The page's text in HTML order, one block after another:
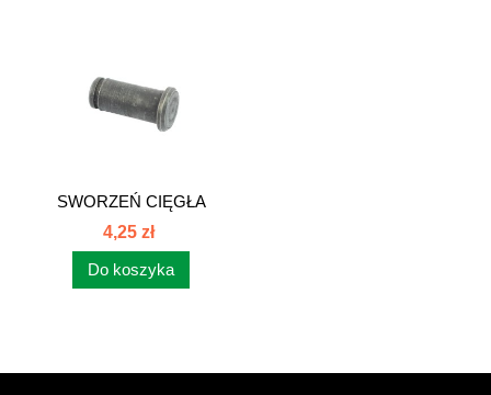
SWORZEŃ CIĘGŁA
ZEWNĘTRZNEGO...
4,25 zł
Do koszyka